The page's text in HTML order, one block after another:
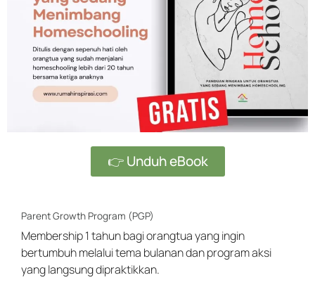
👉 Unduh eBook
Parent Growth Program (PGP)
Membership 1 tahun bagi orangtua yang ingin
bertumbuh melalui tema bulanan dan program aksi
yang langsung dipraktikkan.